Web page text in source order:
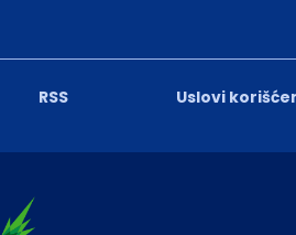
RSS Uslovi